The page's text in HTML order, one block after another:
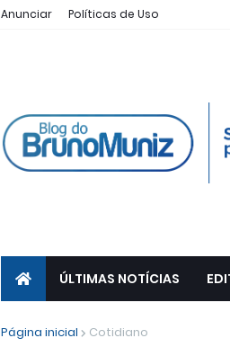
Anunciar Políticas de Uso
ÚLTIMAS NOTÍCIAS
Página inicial Cotidiano